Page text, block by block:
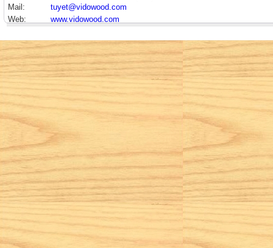
Mail:
tuyet@vidowood.com
Web:
www.vidowood.com